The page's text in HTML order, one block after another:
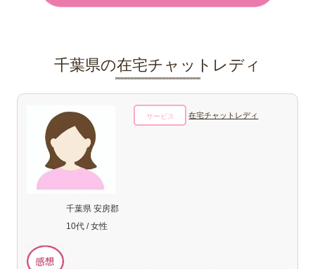
千葉県の在宅チャットレディ
千葉県 安房郡
10代 / 女性
サービス 在宅チャットレディ